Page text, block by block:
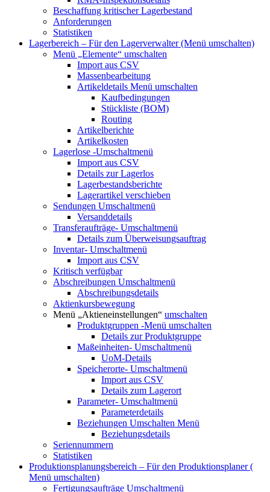
Beschaffung kritischer Lagerbestand
Anforderungen
Statistiken
Lagerbereich – Für den Lagerverwalter(Menü umschalten)
Menü „Elemente“ umschalten
Import aus CSV
Massenbearbeitung
Artikeldetails Menü umschalten
Kaufbedingungen
Stückliste (BOM)
Routing
Artikelberichte
Artikelkosten
Lagerlose -Umschaltmenü
Import aus CSV
Details zur Lagerlos
Lagerbestandsberichte
Lagerartikel verschieben
Sendungen Umschaltmenü
Versanddetails
Transferaufträge- Umschaltmenü
Details zum Überweisungsauftrag
Inventar- Umschaltmenü
Import aus CSV
Kritisch verfügbar
Abschreibungen Umschaltmenü
Abschreibungsdetails
Aktienkursbewegung
Menü „Aktieneinstellungen“ umschalten
Produktgruppen -Menü umschalten
Details zur Produktgruppe
Maßeinheiten- Umschaltmenü
UoM-Details
Speicherorte- Umschaltmenü
Import aus CSV
Details zum Lagerort
Parameter- Umschaltmenü
Parameterdetails
Beziehungen Umschalten Menü
Beziehungsdetails
Seriennummern
Statistiken
Produktionsplanungsbereich – Für den Produktionsplaner (
Menü umschalten)
Fertigungsaufträge Umschaltmenü